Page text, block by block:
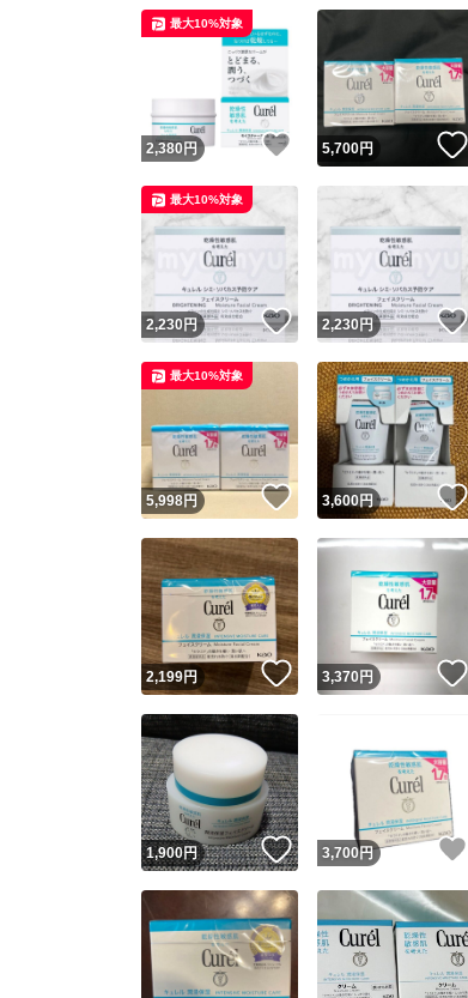
2,380円 いいね！
最大10%対象
5,700円
2,230円 いいね！
最大10%対象
2,230円
5,998円 いいね！
最大10%対象
3,600円
2,199円 いいね！
3,370 円
1,900円 いいね！
3,700円